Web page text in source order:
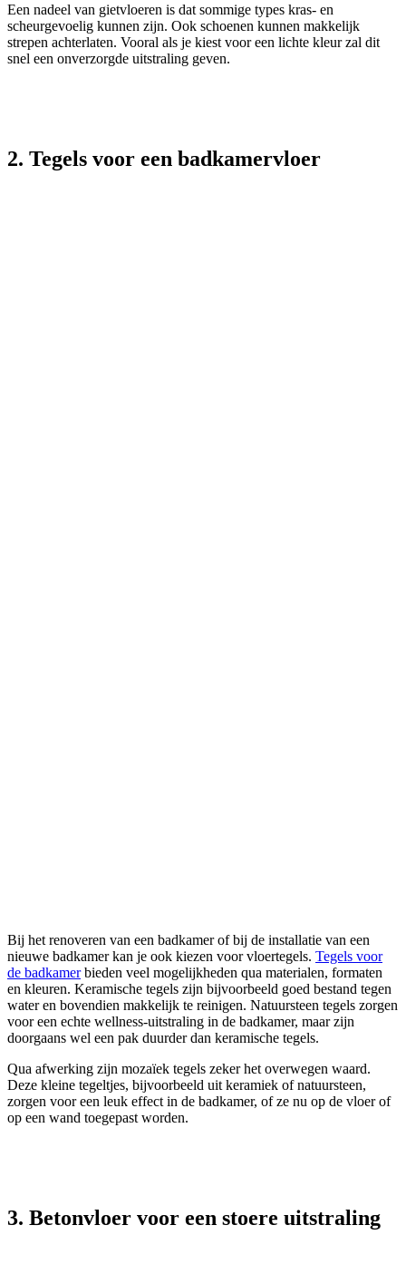
Een nadeel van gietvloeren is dat sommige types kras- en
scheurgevoelig kunnen zijn. Ook schoenen kunnen makkelijk
strepen achterlaten. Vooral als je kiest voor een lichte kleur zal dit
snel een onverzorgde uitstraling geven.
2. Tegels voor een badkamervloer
Bij het renoveren van een badkamer of bij de installatie van een
nieuwe badkamer kan je ook kiezen voor vloertegels. Tegels voor
de badkamerbieden veel mogelijkheden qua materialen, formaten
en kleuren. Keramische tegels zijn bijvoorbeeld goed bestand tegen
water en bovendien makkelijk te reinigen. Natuursteen tegels zorgen
voor een echte wellness-uitstraling in de badkamer, maar zijn
doorgaans wel een pak duurder dan keramische tegels.
Qua afwerking zijn mozaïek tegels zeker het overwegen waard.
Deze kleine tegeltjes, bijvoorbeeld uit keramiek of natuursteen,
zorgen voor een leuk effect in de badkamer, of ze nu op de vloer of
op een wand toegepast worden.
3. Betonvloer voor een stoere uitstraling